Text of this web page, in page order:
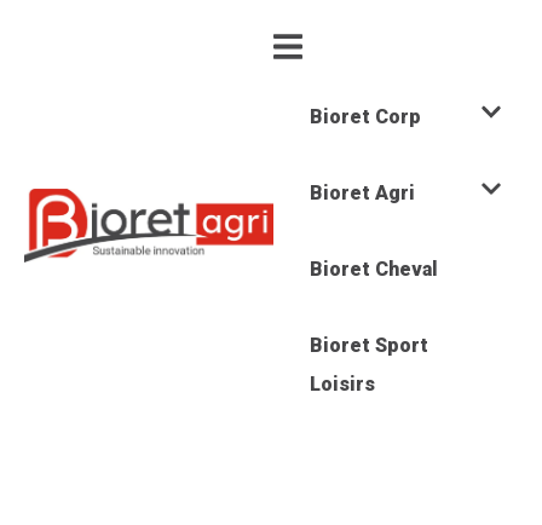
Bioret Corp
Bioret Agri
Bioret Cheval
Bioret Sport
Loisirs